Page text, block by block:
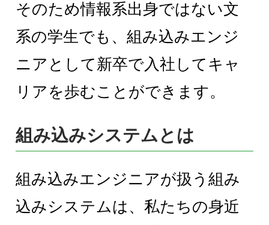
そのため情報系出身ではない文
系の学生でも、組み込みエンジ
ニアとして新卒で入社してキャ
リアを歩むことができます。
組み込みシステムとは
組み込みエンジニアが扱う組み
込みシステムは、私たちの身近